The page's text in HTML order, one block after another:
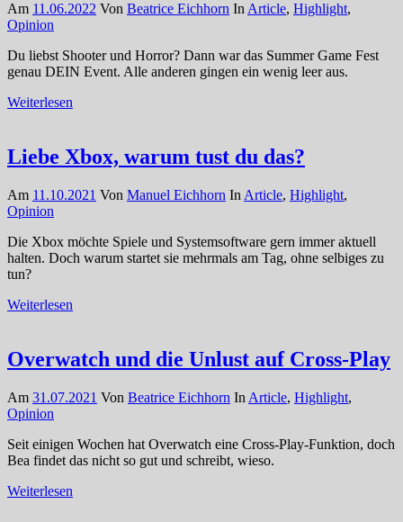
Am 11.06.2022 Von Beatrice Eichhorn In Article, Highlight,
Opinion
Du liebst Shooter und Horror? Dann war das Summer Game Fest
genau DEIN Event. Alle anderen gingen ein wenig leer aus.
Weiterlesen
Liebe Xbox, warum tust du das?
Am 11.10.2021 Von Manuel Eichhorn In Article, Highlight,
Opinion
Die Xbox möchte Spiele und Systemsoftware gern immer aktuell
halten. Doch warum startet sie mehrmals am Tag, ohne selbiges zu
tun?
Weiterlesen
Overwatch und die Unlust auf Cross-Play
Am 31.07.2021 Von Beatrice Eichhorn In Article, Highlight,
Opinion
Seit einigen Wochen hat Overwatch eine Cross-Play-Funktion, doch
Bea findet das nicht so gut und schreibt, wieso.
Weiterlesen